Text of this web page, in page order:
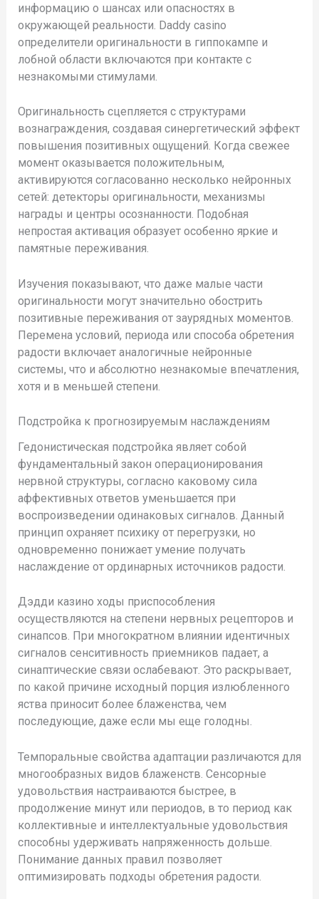
информацию о шансах или опасностях в
окружающей реальности. Daddy casino
определители оригинальности в гиппокампе и
лобной области включаются при контакте с
незнакомыми стимулами.
Оригинальность сцепляется с структурами
вознаграждения, создавая синергетический эффект
повышения позитивных ощущений. Когда свежее
момент оказывается положительным,
активируются согласованно несколько нейронных
сетей: детекторы оригинальности, механизмы
награды и центры осознанности. Подобная
непростая активация образует особенно яркие и
памятные переживания.
Изучения показывают, что даже малые части
оригинальности могут значительно обострить
позитивные переживания от заурядных моментов.
Перемена условий, периода или способа обретения
радости включает аналогичные нейронные
системы, что и абсолютно незнакомые впечатления,
хотя и в меньшей степени.
Подстройка к прогнозируемым наслаждениям
Гедонистическая подстройка являет собой
фундаментальный закон операционирования
нервной структуры, согласно каковому сила
аффективных ответов уменьшается при
воспроизведении одинаковых сигналов. Данный
принцип охраняет психику от перегрузки, но
одновременно понижает умение получать
наслаждение от ординарных источников радости.
Дэдди казино ходы приспособления
осуществляются на степени нервных рецепторов и
синапсов. При многократном влиянии идентичных
сигналов сенситивность приемников падает, а
синаптические связи ослабевают. Это раскрывает,
по какой причине исходный порция излюбленного
яства приносит более блаженства, чем
последующие, даже если мы еще голодны.
Темпоральные свойства адаптации различаются для
многообразных видов блаженств. Сенсорные
удовольствия настраиваются быстрее, в
продолжение минут или периодов, в то период как
коллективные и интеллектуальные удовольствия
способны удерживать напряженность дольше.
Понимание данных правил позволяет
оптимизировать подходы обретения радости.